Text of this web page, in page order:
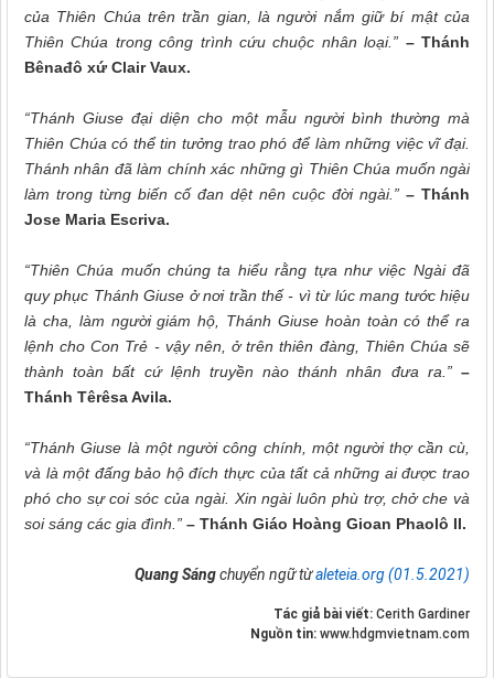
của Thiên Chúa trên trần gian, là người nắm giữ bí mật của
Thiên Chúa trong công trình cứu chuộc nhân loại.” – Thánh
Bênađô xứ Clair Vaux.
“Thánh Giuse đại diện cho một mẫu người bình thường mà
Thiên Chúa có thể tin tưởng trao phó để làm những việc vĩ đại.
Thánh nhân đã làm chính xác những gì Thiên Chúa muốn ngài
làm trong từng biến cố đan dệt nên cuộc đời ngài.” – Thánh
Jose Maria Escriva.
“Thiên Chúa muốn chúng ta hiểu rằng tựa như việc Ngài đã
quy phục Thánh Giuse ở nơi trần thế - vì từ lúc mang tước hiệu
là cha, làm người giám hộ, Thánh Giuse hoàn toàn có thể ra
lệnh cho Con Trẻ - vậy nên, ở trên thiên đàng, Thiên Chúa sẽ
thành toàn bất cứ lệnh truyền nào thánh nhân đưa ra.” –
Thánh Têrêsa Avila.
“Thánh Giuse là một người công chính, một người thợ cần cù,
và là một đấng bảo hộ đích thực của tất cả những ai được trao
phó cho sự coi sóc của ngài. Xin ngài luôn phù trợ, chở che và
soi sáng các gia đình.” – Thánh Giáo Hoàng Gioan Phaolô II.
Quang Sángchuyển ngữ từaleteia.org (01.5.2021)
Tác giả bài viết: Cerith Gardiner
Nguồn tin: www.hdgmvietnam.com